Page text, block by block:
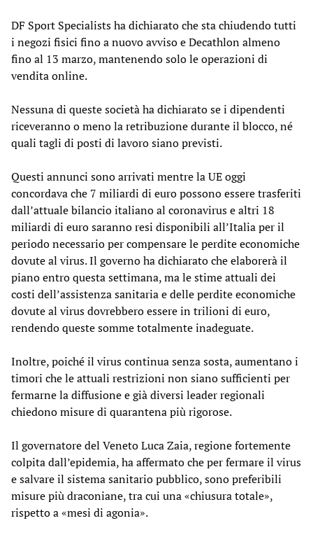
DF Sport Specialists ha dichiarato che sta chiudendo tutti
i negozi fisici fino a nuovo avviso e Decathlon almeno
fino al 13 marzo, mantenendo solo le operazioni di
vendita online.
Nessuna di queste società ha dichiarato se i dipendenti
riceveranno o meno la retribuzione durante il blocco, né
quali tagli di posti di lavoro siano previsti.
Questi annunci sono arrivati mentre la UE oggi
concordava che 7 miliardi di euro possono essere trasferiti
dall’attuale bilancio italiano al coronavirus e altri 18
miliardi di euro saranno resi disponibili all’Italia per il
periodo necessario per compensare le perdite economiche
dovute al virus. Il governo ha dichiarato che elaborerà il
piano entro questa settimana, ma le stime attuali dei
costi dell’assistenza sanitaria e delle perdite economiche
dovute al virus dovrebbero essere in trilioni di euro,
rendendo queste somme totalmente inadeguate.
Inoltre, poiché il virus continua senza sosta, aumentano i
timori che le attuali restrizioni non siano sufficienti per
fermarne la diffusione e già diversi leader regionali
chiedono misure di quarantena più rigorose.
Il governatore del Veneto Luca Zaia, regione fortemente
colpita dall’epidemia, ha affermato che per fermare il virus
e salvare il sistema sanitario pubblico, sono preferibili
misure più draconiane, tra cui una «chiusura totale»,
rispetto a «mesi di agonia».